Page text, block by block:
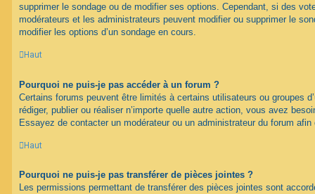
supprimer le sondage ou de modifier ses options. Cependant, si des
modérateurs et les administrateurs peuvent modifier ou supprimer le
modifier les options d’un sondage en cours.
Haut
Pourquoi ne puis-je pas accéder à un forum ?
Certains forums peuvent être limités à certains utilisateurs ou groupes
rédiger, publier ou réaliser n’importe quelle autre action, vous avez
Essayez de contacter un modérateur ou un administrateur du forum
Haut
Pourquoi ne puis-je pas transférer de pièces jointes ?
Les permissions permettant de transférer des pièces jointes sont